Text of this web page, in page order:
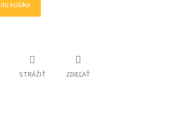
košíka
STRÁŽIŤ ZDIEĽAŤ